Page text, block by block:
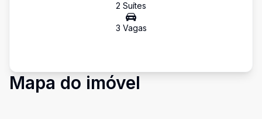
2 Suítes
3 Vagas
Mapa do imóvel